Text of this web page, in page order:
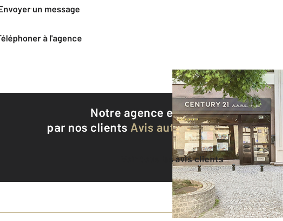
Envoyer un message
Téléphoner à l'agence
Notre agence est notée9,0/10
par nos clients Avis authentifiés par
Voir tous les avis clients